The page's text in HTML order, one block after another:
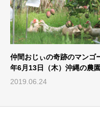
沖縄県産 減農薬ケンちゃん
取材＠2017年6月
2017.06.28